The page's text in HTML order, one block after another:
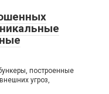
построенные
угроз,